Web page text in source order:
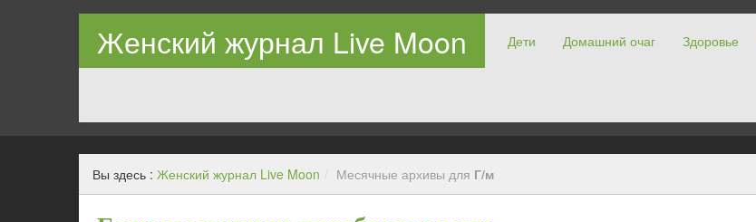
Женский журнал Live Moon Дети Домашний очаг Здоровье
Вы здесь : Женский журнал Live Moon / Месячные архивы для Г/м